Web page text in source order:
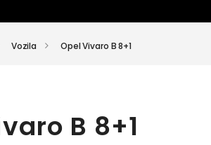
Vozila Opel Vivaro B 8+1
B 8+1